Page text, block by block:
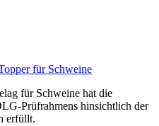
für Schweine
für Schweine hat die
Prüfrahmens hinsichtlich der
erfüllt.